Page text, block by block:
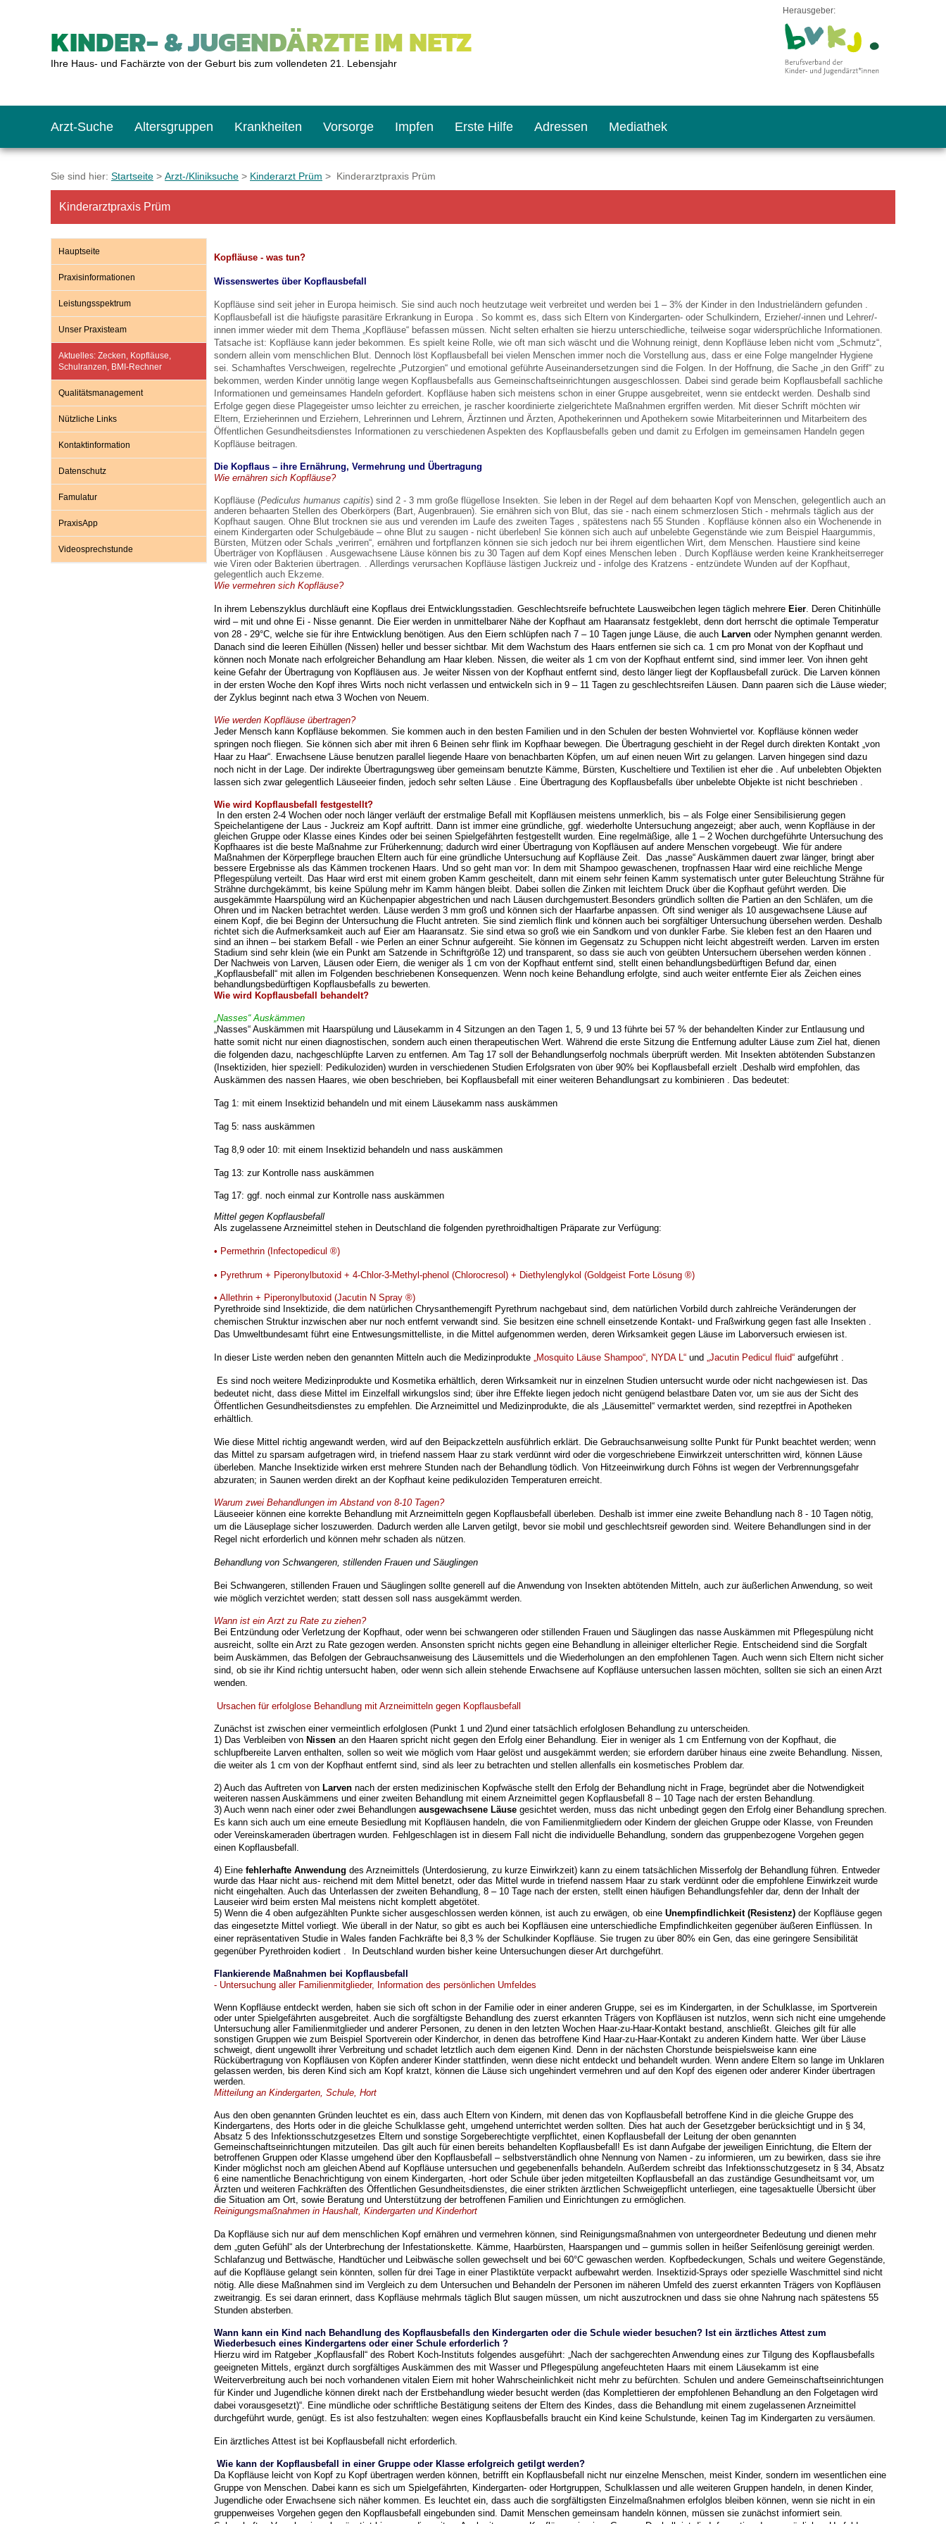
KINDER- & JUGENDÄRZTE IM NETZ
Ihre Haus- und Fachärzte von der Geburt bis zum vollendeten 21. Lebensjahr
Herausgeber:
Arzt-Suche Altersgruppen
Das erste Jahr
Schulkinder
Jugendliche
Krankheiten Vorsorge
Baby: U1 bis U6
Schulkind: U10 bis U11
Teenager: J1 bis J2
Impfen
Impfkalender
Was muss man beachten?
Impfreaktionen
Impfsicherheit
Häufige Fragen
Recht auf Impfung
Vorsorge- und Impferinnerung
Erste Hilfe
Notrufnummern
Hausapotheke
Sofortmaßnahmen
Notdienste
Adressen
Notdienste
Gesundheitsämter
Link-Tipps
Mediathek
BMI-Rechner
Blutdruckrechner
Wachstum-Rechner
Empfehlungen zum Bildschirmmediengebrauch
Hörlexikon
Material zu den Vorsorgen
Entwicklungskalender
Broschüren und Informationsflyer
Familienzeit gesund gestalten
U0-Vorsorge
Sie sind hier: Startseite > Arzt-/Kliniksuche > Kinderarzt Prüm > Kinderarztpraxis Prüm
Kinderarztpraxis Prüm
Hauptseite
Praxisinformationen
Leistungsspektrum
Unser Praxisteam
Aktuelles: Zecken, Kopfläuse,
Schulranzen, BMI-Rechner
Qualitätsmanagement
Nützliche Links
Kontaktinformation
Datenschutz
Famulatur
PraxisApp
Videosprechstunde
Kopfläuse - was tun?
Wissenswertes über Kopflausbefall
Kopfläuse sind seit jeher in Europa heimisch. Sie sind auch noch heutzutage weit verbreitet und werden bei 1 – 3% der Kinder in den Industrieländern gefunden .
Kopflausbefall ist die häufigste parasitäre Erkrankung in Europa . So kommt es, dass sich Eltern von Kindergarten- oder Schulkindern, Erzieher/-innen und Lehrer/-
innen immer wieder mit dem Thema „Kopfläuse“ befassen müssen. Nicht selten erhalten sie hierzu unterschiedliche, teilweise sogar widersprüchliche Informationen.
Tatsache ist: Kopfläuse kann jeder bekommen. Es spielt keine Rolle, wie oft man sich wäscht und die Wohnung reinigt, denn Kopfläuse leben nicht vom „Schmutz“,
sondern allein vom menschlichen Blut. Dennoch löst Kopflausbefall bei vielen Menschen immer noch die Vorstellung aus, dass er eine Folge mangelnder Hygiene
sei. Schamhaftes Verschweigen, regelrechte „Putzorgien“ und emotional geführte Auseinandersetzungen sind die Folgen. In der Hoffnung, die Sache „in den Griff“ zu
bekommen, werden Kinder unnötig lange wegen Kopflausbefalls aus Gemeinschaftseinrichtungen ausgeschlossen. Dabei sind gerade beim Kopflausbefall sachliche
Informationen und gemeinsames Handeln gefordert. Kopfläuse haben sich meistens schon in einer Gruppe ausgebreitet, wenn sie entdeckt werden. Deshalb sind
Erfolge gegen diese Plagegeister umso leichter zu erreichen, je rascher koordinierte zielgerichtete Maßnahmen ergriffen werden. Mit dieser Schrift möchten wir
Eltern, Erzieherinnen und Erziehern, Lehrerinnen und Lehrern, Ärztinnen und Ärzten, Apothekerinnen und Apothekern sowie Mitarbeiterinnen und Mitarbeitern des
Öffentlichen Gesundheitsdienstes Informationen zu verschiedenen Aspekten des Kopflausbefalls geben und damit zu Erfolgen im gemeinsamen Handeln gegen
Kopfläuse beitragen.
Die Kopflaus – ihre Ernährung, Vermehrung und Übertragung
Wie ernähren sich Kopfläuse?
Kopfläuse (Pediculus humanus capitis) sind 2 - 3 mm große flügellose Insekten. Sie leben in der Regel auf dem behaarten Kopf von Menschen, gelegentlich auch an
anderen behaarten Stellen des Oberkörpers (Bart, Augenbrauen). Sie ernähren sich von Blut, das sie - nach einem schmerzlosen Stich - mehrmals täglich aus der
Kopfhaut saugen. Ohne Blut trocknen sie aus und verenden im Laufe des zweiten Tages , spätestens nach 55 Stunden . Kopfläuse können also ein Wochenende in
einem Kindergarten oder Schulgebäude – ohne Blut zu saugen - nicht überleben! Sie können sich auch auf unbelebte Gegenstände wie zum Beispiel Haargummis,
Bürsten, Mützen oder Schals „verirren“, ernähren und fortpflanzen können sie sich jedoch nur bei ihrem eigentlichen Wirt, dem Menschen. Haustiere sind keine
Überträger von Kopfläusen . Ausgewachsene Läuse können bis zu 30 Tagen auf dem Kopf eines Menschen leben . Durch Kopfläuse werden keine Krankheitserreger
wie Viren oder Bakterien übertragen. . Allerdings verursachen Kopfläuse lästigen Juckreiz und - infolge des Kratzens - entzündete Wunden auf der Kopfhaut,
gelegentlich auch Ekzeme.
Wie vermehren sich Kopfläuse?
In ihrem Lebenszyklus durchläuft eine Kopflaus drei Entwicklungsstadien. Geschlechtsreife befruchtete Lausweibchen legen täglich mehrere Eier. Deren Chitinhülle
wird – mit und ohne Ei - Nisse genannt. Die Eier werden in unmittelbarer Nähe der Kopfhaut am Haaransatz festgeklebt, denn dort herrscht die optimale Temperatur
von 28 - 29°C, welche sie für ihre Entwicklung benötigen. Aus den Eiern schlüpfen nach 7 – 10 Tagen junge Läuse, die auch Larven oder Nymphen genannt werden.
Danach sind die leeren Eihüllen (Nissen) heller und besser sichtbar. Mit dem Wachstum des Haars entfernen sie sich ca. 1 cm pro Monat von der Kopfhaut und
können noch Monate nach erfolgreicher Behandlung am Haar kleben. Nissen, die weiter als 1 cm von der Kopfhaut entfernt sind, sind immer leer. Von ihnen geht
keine Gefahr der Übertragung von Kopfläusen aus. Je weiter Nissen von der Kopfhaut entfernt sind, desto länger liegt der Kopflausbefall zurück. Die Larven können
in der ersten Woche den Kopf ihres Wirts noch nicht verlassen und entwickeln sich in 9 – 11 Tagen zu geschlechtsreifen Läusen. Dann paaren sich die Läuse wieder;
der Zyklus beginnt nach etwa 3 Wochen von Neuem.
Wie werden Kopfläuse übertragen?
Jeder Mensch kann Kopfläuse bekommen. Sie kommen auch in den besten Familien und in den Schulen der besten Wohnviertel vor. Kopfläuse können weder
springen noch fliegen. Sie können sich aber mit ihren 6 Beinen sehr flink im Kopfhaar bewegen. Die Übertragung geschieht in der Regel durch direkten Kontakt „von
Haar zu Haar“. Erwachsene Läuse benutzen parallel liegende Haare von benachbarten Köpfen, um auf einen neuen Wirt zu gelangen. Larven hingegen sind dazu
noch nicht in der Lage. Der indirekte Übertragungsweg über gemeinsam benutzte Kämme, Bürsten, Kuscheltiere und Textilien ist eher die . Auf unbelebten Objekten
lassen sich zwar gelegentlich Läuseeier finden, jedoch sehr selten Läuse . Eine Übertragung des Kopflausbefalls über unbelebte Objekte ist nicht beschrieben .
Wie wird Kopflausbefall festgestellt?
In den ersten 2-4 Wochen oder noch länger verläuft der erstmalige Befall mit Kopfläusen meistens unmerklich, bis – als Folge einer Sensibilisierung gegen
Speichelantigene der Laus - Juckreiz am Kopf auftritt. Dann ist immer eine gründliche, ggf. wiederholte Untersuchung angezeigt; aber auch, wenn Kopfläuse in der
gleichen Gruppe oder Klasse eines Kindes oder bei seinen Spielgefährten festgestellt wurden. Eine regelmäßige, alle 1 – 2 Wochen durchgeführte Untersuchung des
Kopfhaares ist die beste Maßnahme zur Früherkennung; dadurch wird einer Übertragung von Kopfläusen auf andere Menschen vorgebeugt. Wie für andere
Maßnahmen der Körperpflege brauchen Eltern auch für eine gründliche Untersuchung auf Kopfläuse Zeit.
Das „nasse“ Auskämmen dauert zwar länger, bringt aber
bessere Ergebnisse als das Kämmen trockenen Haars. Und so geht man vor: In dem mit Shampoo gewaschenen, tropfnassen Haar wird eine reichliche Menge
Pflegespülung verteilt. Das Haar wird erst mit einem groben Kamm gescheitelt, dann mit einem sehr feinen Kamm systematisch unter guter Beleuchtung Strähne für
Strähne durchgekämmt, bis keine Spülung mehr im Kamm hängen bleibt. Dabei sollen die Zinken mit leichtem Druck über die Kopfhaut geführt werden. Die
ausgekämmte Haarspülung wird an Küchenpapier abgestrichen und nach Läusen durchgemustert. Besonders gründlich sollten die Partien an den Schläfen, um die
Ohren und im Nacken betrachtet werden. Läuse werden 3 mm groß und können sich der Haarfarbe anpassen. Oft sind weniger als 10 ausgewachsene Läuse auf
einem Kopf, die bei Beginn der Untersuchung die Flucht antreten. Sie sind ziemlich flink und können auch bei sorgfältiger Untersuchung übersehen werden. Deshalb
richtet sich die Aufmerksamkeit auch auf Eier am Haaransatz. Sie sind etwa so groß wie ein Sandkorn und von dunkler Farbe. Sie kleben fest an den Haaren und
sind an ihnen – bei starkem Befall - wie Perlen an einer Schnur aufgereiht. Sie können im Gegensatz zu Schuppen nicht leicht abgestreift werden. Larven im ersten
Stadium sind sehr klein (wie ein Punkt am Satzende in Schriftgröße 12) und transparent, so dass sie auch von geübten Untersuchern übersehen werden können .
Der Nachweis von Larven, Läusen oder Eiern, die weniger als 1 cm von der Kopfhaut entfernt sind, stellt einen behandlungsbedürftigen Befund dar, einen
„Kopflausbefall“ mit allen im Folgenden beschriebenen Konsequenzen. Wenn noch keine Behandlung erfolgte, sind auch weiter entfernte Eier als Zeichen eines
behandlungsbedürftigen Kopflausbefalls zu bewerten.
Wie wird Kopflausbefall behandelt?
„Nasses“ Auskämmen
„Nasses“ Auskämmen mit Haarspülung und Läusekamm in 4 Sitzungen an den Tagen 1, 5, 9 und 13 führte bei 57 % der behandelten Kinder zur Entlausung und
hatte somit nicht nur einen diagnostischen, sondern auch einen therapeutischen Wert. Während die erste Sitzung die Entfernung adulter Läuse zum Ziel hat, dienen
die folgenden dazu, nachgeschlüpfte Larven zu entfernen. Am Tag 17 soll der Behandlungserfolg nochmals überprüft werden. Mit Insekten abtötenden Substanzen
(Insektiziden, hier speziell: Pedikuloziden) wurden in verschiedenen Studien Erfolgsraten von über 90% bei Kopflausbefall erzielt .Deshalb wird empfohlen, das
Auskämmen des nassen Haares, wie oben beschrieben, bei Kopflausbefall mit einer weiteren Behandlungsart zu kombinieren . Das bedeutet:
Tag 1: mit einem Insektizid behandeln und mit einem Läusekamm nass auskämmen
Tag 5: nass auskämmen
Tag 8,9 oder 10: mit einem Insektizid behandeln und nass auskämmen
Tag 13: zur Kontrolle nass auskämmen
Tag 17: ggf. noch einmal zur Kontrolle nass auskämmen
Mittel gegen Kopflausbefall
Als zugelassene Arzneimittel stehen in Deutschland die folgenden pyrethroidhaltigen Präparate zur Verfügung:
• Permethrin (Infectopedicul ®)
• Pyrethrum + Piperonylbutoxid + 4-Chlor-3-Methyl-phenol (Chlorocresol) + Diethylenglykol (Goldgeist Forte Lösung ®)
• Allethrin + Piperonylbutoxid (Jacutin N Spray ®)
Pyrethroide sind Insektizide, die dem natürlichen Chrysanthemengift Pyrethrum nachgebaut sind, dem natürlichen Vorbild durch zahlreiche Veränderungen der
chemischen Struktur inzwischen aber nur noch entfernt verwandt sind. Sie besitzen eine schnell einsetzende Kontakt- und Fraßwirkung gegen fast alle Insekten .
Das Umweltbundesamt führt eine Entwesungsmittelliste, in die Mittel aufgenommen werden, deren Wirksamkeit gegen Läuse im Laborversuch erwiesen ist.
In dieser Liste werden neben den genannten Mitteln auch die Medizinprodukte „Mosquito Läuse Shampoo“, NYDA L“ und „Jacutin Pedicul fluid“ aufgeführt .
Es sind noch weitere Medizinprodukte und Kosmetika erhältlich, deren Wirksamkeit nur in einzelnen Studien untersucht wurde oder nicht nachgewiesen ist. Das
bedeutet nicht, dass diese Mittel im Einzelfall wirkungslos sind; über ihre Effekte liegen jedoch nicht genügend belastbare Daten vor, um sie aus der Sicht des
Öffentlichen Gesundheitsdienstes zu empfehlen. Die Arzneimittel und Medizinprodukte, die als „Läusemittel“ vermarktet werden, sind rezeptfrei in Apotheken
erhältlich.
Wie diese Mittel richtig angewandt werden, wird auf den Beipackzetteln ausführlich erklärt. Die Gebrauchsanweisung sollte Punkt für Punkt beachtet werden; wenn
das Mittel zu sparsam aufgetragen wird, in triefend nassem Haar zu stark verdünnt wird oder die vorgeschriebene Einwirkzeit unterschritten wird, können Läuse
überleben. Manche Insektizide wirken erst mehrere Stunden nach der Behandlung tödlich. Von Hitzeeinwirkung durch Föhns ist wegen der Verbrennungsgefahr
abzuraten; in Saunen werden direkt an der Kopfhaut keine pedikuloziden Temperaturen erreicht.
Warum zwei Behandlungen im Abstand von 8-10 Tagen?
Läuseeier können eine korrekte Behandlung mit Arzneimitteln gegen Kopflausbefall überleben. Deshalb ist immer eine zweite Behandlung nach 8 - 10 Tagen nötig,
um die Läuseplage sicher loszuwerden. Dadurch werden alle Larven getilgt, bevor sie mobil und geschlechtsreif geworden sind. Weitere Behandlungen sind in der
Regel nicht erforderlich und können mehr schaden als nützen.
Behandlung von Schwangeren, stillenden Frauen und Säuglingen
Bei Schwangeren, stillenden Frauen und Säuglingen sollte generell auf die Anwendung von Insekten abtötenden Mitteln, auch zur äußerlichen Anwendung, so weit
wie möglich verzichtet werden; statt dessen soll nass ausgekämmt werden.
Wann ist ein Arzt zu Rate zu ziehen?
Bei Entzündung oder Verletzung der Kopfhaut, oder wenn bei schwangeren oder stillenden Frauen und Säuglingen das nasse Auskämmen mit Pflegespülung nicht
ausreicht, sollte ein Arzt zu Rate gezogen werden. Ansonsten spricht nichts gegen eine Behandlung in alleiniger elterlicher Regie. Entscheidend sind die Sorgfalt
beim Auskämmen, das Befolgen der Gebrauchsanweisung des Läusemittels und die Wiederholungen an den empfohlenen Tagen. Auch wenn sich Eltern nicht sicher
sind, ob sie ihr Kind richtig untersucht haben, oder wenn sich allein stehende Erwachsene auf Kopfläuse untersuchen lassen möchten, sollten sie sich an einen Arzt
wenden.
Ursachen für erfolglose Behandlung mit Arzneimitteln gegen Kopflausbefall
Zunächst ist zwischen einer vermeintlich erfolglosen (Punkt 1 und 2)und einer tatsächlich erfolglosen Behandlung zu unterscheiden.
1) Das Verbleiben von Nissen an den Haaren spricht nicht gegen den Erfolg einer Behandlung. Eier in weniger als 1 cm Entfernung von der Kopfhaut, die
schlupfbereite Larven enthalten, sollen so weit wie möglich vom Haar gelöst und ausgekämmt werden; sie erfordern darüber hinaus eine zweite Behandlung. Nissen,
die weiter als 1 cm von der Kopfhaut entfernt sind, sind als leer zu betrachten und stellen allenfalls ein kosmetisches Problem dar.
2) Auch das Auftreten von Larven nach der ersten medizinischen Kopfwäsche stellt den Erfolg der Behandlung nicht in Frage, begründet aber die Notwendigkeit
weiteren nassen Auskämmens und einer zweiten Behandlung mit einem Arzneimittel gegen Kopflausbefall 8 – 10 Tage nach der ersten Behandlung.
3) Auch wenn nach einer oder zwei Behandlungen ausgewachsene Läuse gesichtet werden, muss das nicht unbedingt gegen den Erfolg einer Behandlung sprechen.
Es kann sich auch um eine erneute Besiedlung mit Kopfläusen handeln, die von Familienmitgliedern oder Kindern der gleichen Gruppe oder Klasse, von Freunden
oder Vereinskameraden übertragen wurden. Fehlgeschlagen ist in diesem Fall nicht die individuelle Behandlung, sondern das gruppenbezogene Vorgehen gegen
einen Kopflausbefall.
4) Eine fehlerhafte Anwendung des Arzneimittels (Unterdosierung, zu kurze Einwirkzeit) kann zu einem tatsächlichen Misserfolg der Behandlung führen. Entweder
wurde das Haar nicht aus- reichend mit dem Mittel benetzt, oder das Mittel wurde in triefend nassem Haar zu stark verdünnt oder die empfohlene Einwirkzeit wurde
nicht eingehalten. Auch das Unterlassen der zweiten Behandlung, 8 – 10 Tage nach der ersten, stellt einen häufigen Behandlungsfehler dar, denn der Inhalt der
Lauseier wird beim ersten Mal meistens nicht komplett abgetötet.
5) Wenn die 4 oben aufgezählten Punkte sicher ausgeschlossen werden können, ist auch zu erwägen, ob eine Unempfindlichkeit (Resistenz) der Kopfläuse gegen
das eingesetzte Mittel vorliegt. Wie überall in der Natur, so gibt es auch bei Kopfläusen eine unterschiedliche Empfindlichkeiten gegenüber äußeren Einflüssen. In
einer repräsentativen Studie in Wales fanden Fachkräfte bei 8,3 % der Schulkinder Kopfläuse. Sie trugen zu über 80% ein Gen, das eine geringere Sensibilität
gegenüber Pyrethroiden kodiert . In Deutschland wurden bisher keine Untersuchungen dieser Art durchgeführt.
Flankierende Maßnahmen bei Kopflausbefall
- Untersuchung aller Familienmitglieder, Information des persönlichen Umfeldes
Wenn Kopfläuse entdeckt werden, haben sie sich oft schon in der Familie oder in einer anderen Gruppe, sei es im Kindergarten, in der Schulklasse, im Sportverein
oder unter Spielgefährten ausgebreitet. Auch die sorgfältigste Behandlung des zuerst erkannten Trägers von Kopfläusen ist nutzlos, wenn sich nicht eine umgehende
Untersuchung aller Familienmitglieder und anderer Personen, zu denen in den letzten Wochen Haar-zu-Haar-Kontakt bestand, anschließt. Gleiches gilt für alle
sonstigen Gruppen wie zum Beispiel Sportverein oder Kinderchor, in denen das betroffene Kind Haar-zu-Haar-Kontakt zu anderen Kindern hatte. Wer über Läuse
schweigt, dient ungewollt ihrer Verbreitung und schadet letztlich auch dem eigenen Kind. Denn in der nächsten Chorstunde beispielsweise kann eine
Rückübertragung von Kopfläusen von Köpfen anderer Kinder stattfinden, wenn diese nicht entdeckt und behandelt wurden. Wenn andere Eltern so lange im Unklaren
gelassen werden, bis deren Kind sich am Kopf kratzt, können die Läuse sich ungehindert vermehren und auf den Kopf des eigenen oder anderer Kinder übertragen
werden.
Mitteilung an Kindergarten, Schule, Hort
Aus den oben genannten Gründen leuchtet es ein, dass auch Eltern von Kindern, mit denen das von Kopflausbefall betroffene Kind in die gleiche Gruppe des
Kindergartens, des Horts oder in die gleiche Schulklasse geht, umgehend unterrichtet werden sollten. Dies hat auch der Gesetzgeber berücksichtigt und in § 34,
Absatz 5 des Infektionsschutzgesetzes Eltern und sonstige Sorgeberechtigte verpflichtet, einen Kopflausbefall der Leitung der oben genannten
Gemeinschaftseinrichtungen mitzuteilen. Das gilt auch für einen bereits behandelten Kopflausbefall! Es ist dann Aufgabe der jeweiligen Einrichtung, die Eltern der
betroffenen Gruppen oder Klasse umgehend über den Kopflausbefall – selbstverständlich ohne Nennung von Namen - zu informieren, um zu bewirken, dass sie ihre
Kinder möglichst noch am gleichen Abend auf Kopfläuse untersuchen und gegebenenfalls behandeln. Außerdem schreibt das Infektionsschutzgesetz in § 34, Absatz
6 eine namentliche Benachrichtigung von einem Kindergarten, -hort oder Schule über jeden mitgeteilten Kopflausbefall an das zuständige Gesundheitsamt vor, um
Ärzten und weiteren Fachkräften des Öffentlichen Gesundheitsdienstes, die einer strikten ärztlichen Schweigepflicht unterliegen, eine tagesaktuelle Übersicht über
die Situation am Ort, sowie Beratung und Unterstützung der betroffenen Familien und Einrichtungen zu ermöglichen.
Reinigungsmaßnahmen in Haushalt, Kindergarten und Kinderhort
Da Kopfläuse sich nur auf dem menschlichen Kopf ernähren und vermehren können, sind Reinigungsmaßnahmen von untergeordneter Bedeutung und dienen mehr
dem „guten Gefühl“ als der Unterbrechung der Infestationskette. Kämme, Haarbürsten, Haarspangen und – gummis sollen in heißer Seifenlösung gereinigt werden.
Schlafanzug und Bettwäsche, Handtücher und Leibwäsche sollen gewechselt und bei 60°C gewaschen werden. Kopfbedeckungen, Schals und weitere Gegenstände,
auf die Kopfläuse gelangt sein könnten, sollen für drei Tage in einer Plastiktüte verpackt aufbewahrt werden. Insektizid-Sprays oder spezielle Waschmittel sind nicht
nötig. Alle diese Maßnahmen sind im Vergleich zu dem Untersuchen und Behandeln der Personen im näheren Umfeld des zuerst erkannten Trägers von Kopfläusen
zweitrangig. Es sei daran erinnert, dass Kopfläuse mehrmals täglich Blut saugen müssen, um nicht auszutrocknen und dass sie ohne Nahrung nach spätestens 55
Stunden absterben.
Wann kann ein Kind nach Behandlung des Kopflausbefalls den Kindergarten oder die Schule wieder besuchen? Ist ein ärztliches Attest zum
Wiederbesuch eines Kindergartens oder einer Schule erforderlich ?
Hierzu wird im Ratgeber „Kopflausfall“ des Robert Koch-Instituts folgendes ausgeführt: „Nach der sachgerechten Anwendung eines zur Tilgung des Kopflausbefalls
geeigneten Mittels, ergänzt durch sorgfältiges Auskämmen des mit Wasser und Pflegespülung angefeuchteten Haars mit einem Läusekamm ist eine
Weiterverbreitung auch bei noch vorhandenen vitalen Eiern mit hoher Wahrscheinlichkeit nicht mehr zu befürchten. Schulen und andere Gemeinschaftseinrichtungen
für Kinder und Jugendliche können direkt nach der Erstbehandlung wieder besucht werden (das Komplettieren der empfohlenen Behandlung an den Folgetagen wird
dabei vorausgesetzt)“. Eine mündliche oder schriftliche Bestätigung seitens der Eltern des Kindes, dass die Behandlung mit einem zugelassenen Arzneimittel
durchgeführt wurde, genügt. Es ist also festzuhalten: wegen eines Kopflausbefalls braucht ein Kind keine Schulstunde, keinen Tag im Kindergarten zu versäumen.
Ein ärztliches Attest ist bei Kopflausbefall nicht erforderlich.
Wie kann der Kopflausbefall in einer Gruppe oder Klasse erfolgreich getilgt werden?
Da Kopfläuse leicht von Kopf zu Kopf übertragen werden können, betrifft ein Kopflausbefall nicht nur einzelne Menschen, meist Kinder, sondern im wesentlichen eine
Gruppe von Menschen. Dabei kann es sich um Spielgefährten, Kindergarten- oder Hortgruppen, Schulklassen und alle weiteren Gruppen handeln, in denen Kinder,
Jugendliche oder Erwachsene sich näher kommen. Es leuchtet ein, dass auch die sorgfältigsten Einzelmaßnahmen erfolglos bleiben können, wenn sie nicht in ein
gruppenweises Vorgehen gegen den Kopflausbefall eingebunden sind. Damit Menschen gemeinsam handeln können, müssen sie zunächst informiert sein.